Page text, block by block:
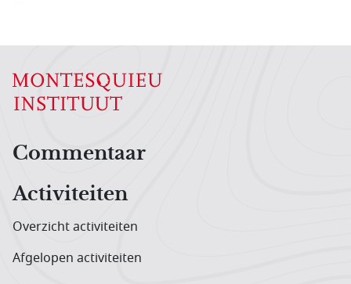
Hoofdnavigatiemenu
Commentaar
Activiteiten
Overzicht activiteiten
Afgelopen activiteiten